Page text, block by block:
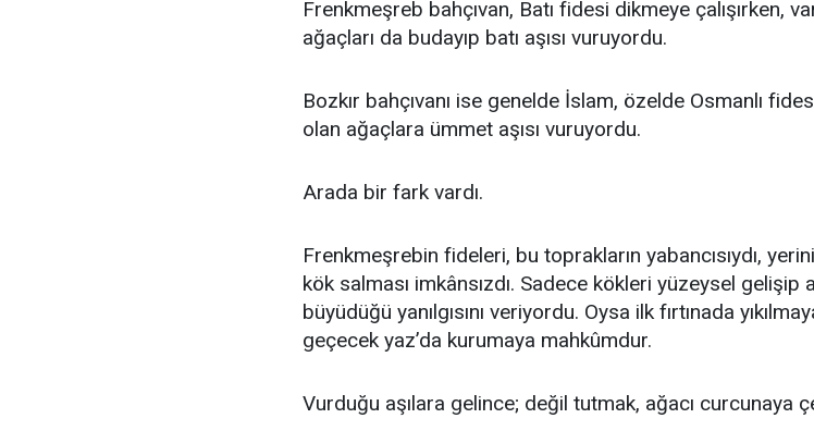
Frenkmeşreb bahçıvan, Batı fidesi dikmeye çalışırken,
ağaçları da budayıp batı aşısı vuruyordu.
Bozkır bahçıvanı ise genelde İslam, özelde Osmanlı
olan ağaçlara ümmet aşısı vuruyordu.
Arada bir fark vardı.
Frenkmeşrebin fideleri, bu toprakların yabancısıydı,
kök salması imkânsızdı. Sadece kökleri yüzeysel gelişip
büyüdüğü yanılgısını veriyordu. Oysa ilk fırtınada
geçecek yaz’da kurumaya mahkûmdur.
Vurduğu aşılara gelince; değil tutmak, ağacı curcunaya